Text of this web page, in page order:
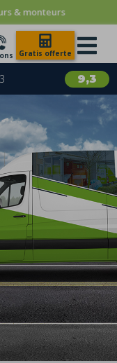
& monteurs
Gratis offerte
9,3